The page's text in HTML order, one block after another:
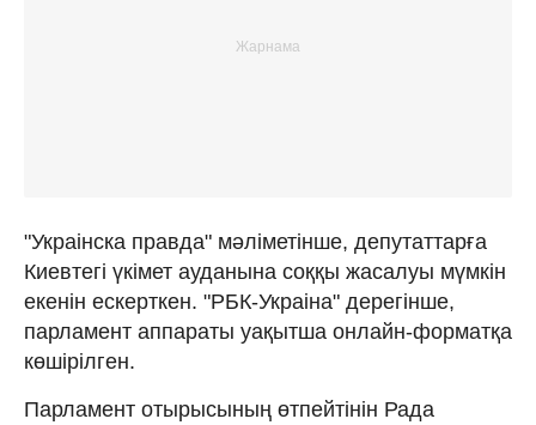
"Украiнска правда" мәліметінше, депутаттарға
Киевтегі үкімет ауданына соққы жасалуы мүмкін
екенін ескерткен. "РБК-Украiна" дерегінше,
парламент аппараты уақытша онлайн-форматқа
көшірілген.
Парламент отырысының өтпейтінін Рада